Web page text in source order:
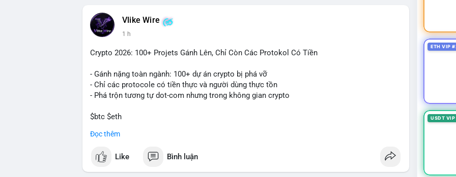
Vlike Wire
1 h
Crypto 2026: 100+ Projets Gánh Lên, Chỉ Còn Các Protokol Có Tiền
- Gánh nặng toàn ngành: 100+ dự án crypto bị phá vỡ
- Chỉ các protocole có tiền thực và người dùng thực tồn
- Phá trộn tương tự dot-com nhưng trong không gian crypto
$btc $eth
#vlikevn
📰 Nguồn: CoinDesk
Đọc thêm
Like Bình luận
ETH VIP
USDT